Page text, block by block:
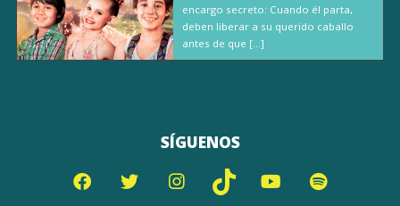
encargo secreto: Cuando él parta,
deben liberar a su querido caballo
antes de que […]
SÍGUENOS